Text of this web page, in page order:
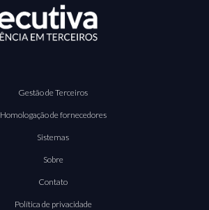
Gestão de Terceiros
Homologação de fornecedores
Sistemas
Sobre
Contato
Política de privacidade